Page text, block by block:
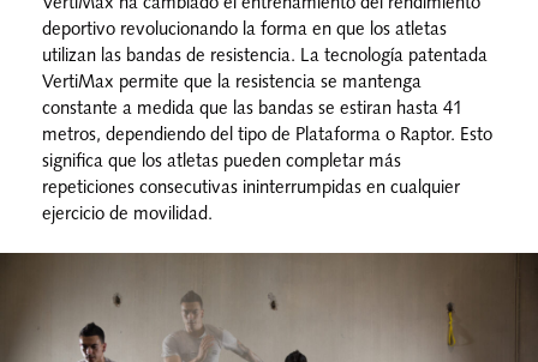
VertiMax ha cambiado el entrenamiento del rendimiento
deportivo revolucionando la forma en que los atletas
utilizan las bandas de resistencia. La tecnología patentada
VertiMax permite que la resistencia se mantenga
constante a medida que las bandas se estiran hasta 41
metros, dependiendo del tipo de Plataforma o Raptor. Esto
significa que los atletas pueden completar más
repeticiones consecutivas ininterrumpidas en cualquier
ejercicio de movilidad.